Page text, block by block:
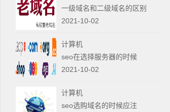
一级域名和二级域名的区别
2021-10-02
计算机
seo在选择服务器的时候
2021-10-02
计算机
seo选购域名的时候应注